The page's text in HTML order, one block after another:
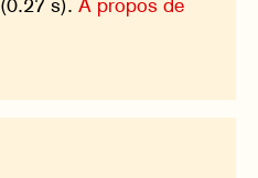
(0.27 s).À propos de